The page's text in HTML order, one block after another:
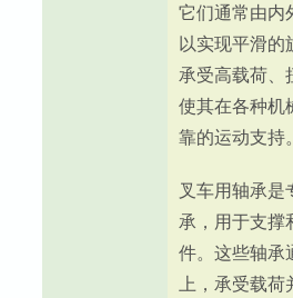
它们通常由内
以实现平滑的
承受高载荷、
使其在各种机
靠的运动支持。
叉车用轴承是
承，用于支撑
件。这些轴承
上，承受载荷